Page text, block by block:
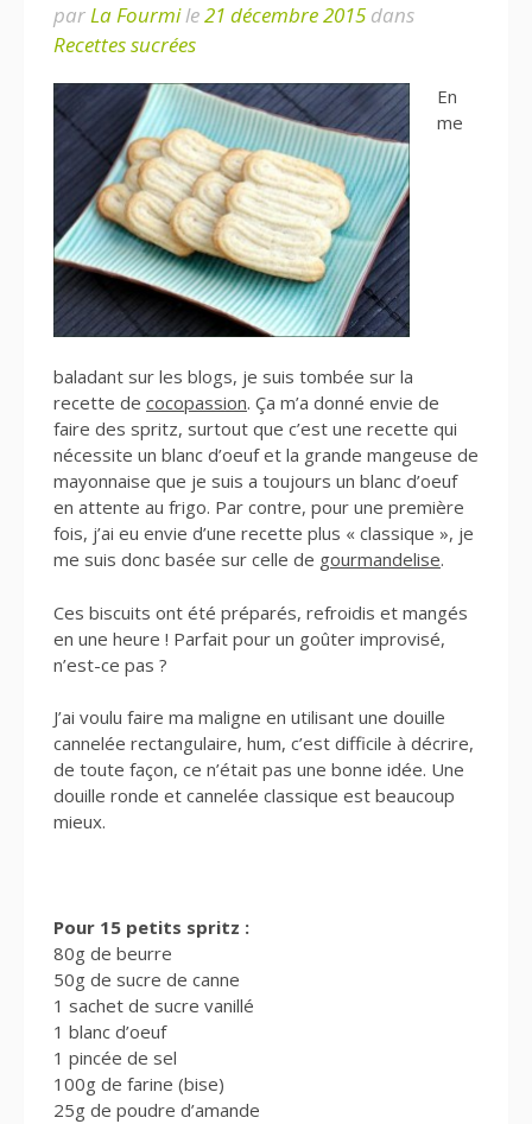
parLa Fourmile21 décembre 2015 dans
Recettes sucrées
En
me
baladant sur les blogs, je suis tombée sur la
recette de cocopassion. Ça m’a donné envie de
faire des spritz, surtout que c’est une recette qui
nécessite un blanc d’oeuf et la grande mangeuse de
mayonnaise que je suis a toujours un blanc d’oeuf
en attente au frigo. Par contre, pour une première
fois, j’ai eu envie d’une recette plus « classique », je
me suis donc basée sur celle de gourmandelise.
Ces biscuits ont été préparés, refroidis et mangés
en une heure ! Parfait pour un goûter improvisé,
n’est-ce pas ?
J’ai voulu faire ma maligne en utilisant une douille
cannelée rectangulaire, hum, c’est difficile à décrire,
de toute façon, ce n’était pas une bonne idée. Une
douille ronde et cannelée classique est beaucoup
mieux.
Pour 15 petits spritz :
80g de beurre
50g de sucre de canne
1 sachet de sucre vanillé
1 blanc d’oeuf
1 pincée de sel
100g de farine (bise)
25g de poudre d’amande